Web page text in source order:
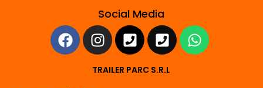
Social Media
TRAILER PARC S.R.L